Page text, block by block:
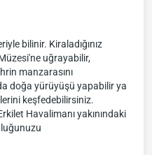
bilinir. Kiraladığınız
uğrayabilir,
manzarasını
doğa yürüyüşü yapabilir ya
keşfedebilirsiniz.
Havalimanı yakınındaki